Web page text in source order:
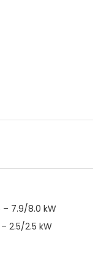
– 7.9/8.0 kW
2.5/2.5 kW